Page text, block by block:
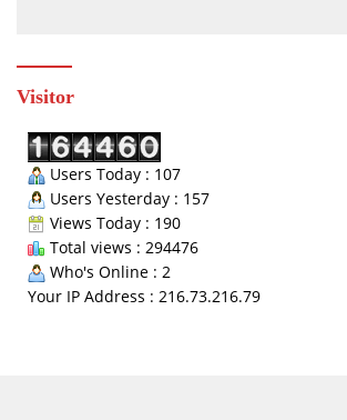
Visitor
Users Today : 107
Users Yesterday : 157
Views Today : 190
Total views : 294476
Who's Online : 2
Your IP Address : 216.73.216.79